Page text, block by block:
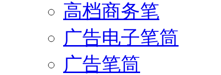
高档商务笔
广告电子笔筒
广告笔筒